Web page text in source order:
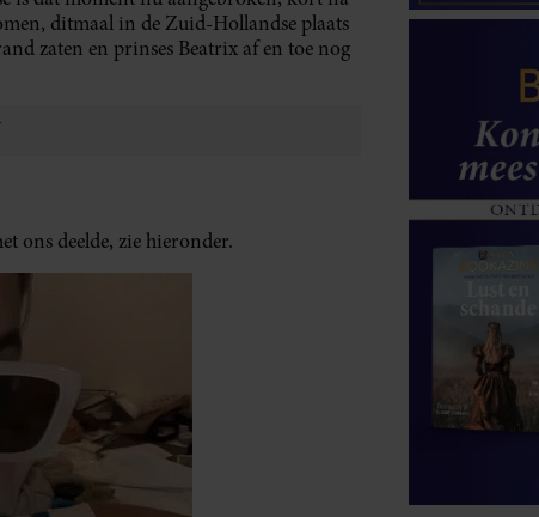
ditmaal in de Zuid-Hollandse plaats
zaten en prinses Beatrix af en toe nog
ons deelde, zie hieronder.